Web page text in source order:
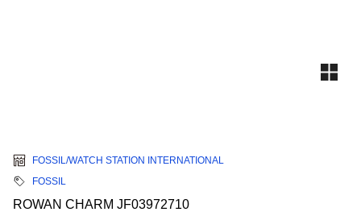
FOSSIL/WATCH STATION INTERNATIONAL
FOSSIL
ROWAN CHARM JF03972710